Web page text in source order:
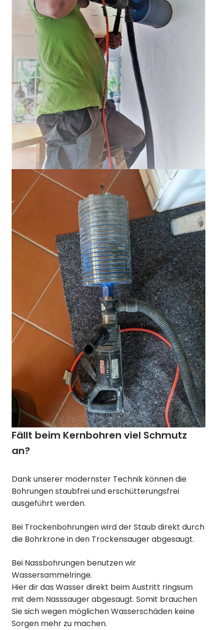
Fällt beim Kernbohren viel Schmutz
an?
Dank unserer modernster Technik können die
Bohrungen staubfrei und erschütterungsfrei
ausgeführt werden.
Bei Trockenbohrungen wird der Staub direkt durch
die Bohrkrone in den Trockensauger abgesaugt.
Bei Nassbohrungen benutzen wir
Wassersammelringe.
Hier dir das Wasser direkt beim Austritt ringsum
mit dem Nasssauger abgesaugt. Somit brauchen
Sie sich wegen möglichen Wasserschäden keine
Sorgen mehr zu machen.